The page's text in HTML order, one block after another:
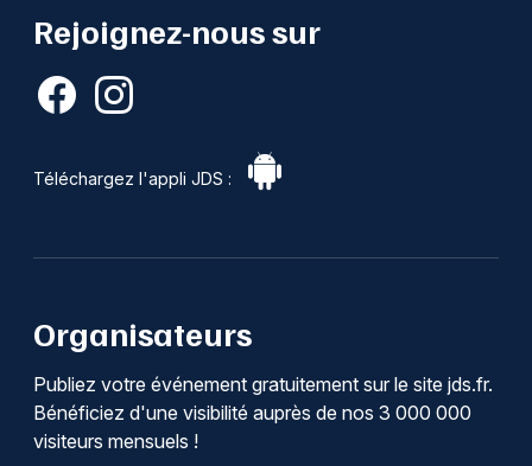
Rejoignez-nous sur
Téléchargez l'appli JDS :
Organisateurs
Publiez votre événement gratuitement sur le site jds.fr.
Bénéficiez d'une visibilité auprès de nos 3 000 000
visiteurs mensuels !